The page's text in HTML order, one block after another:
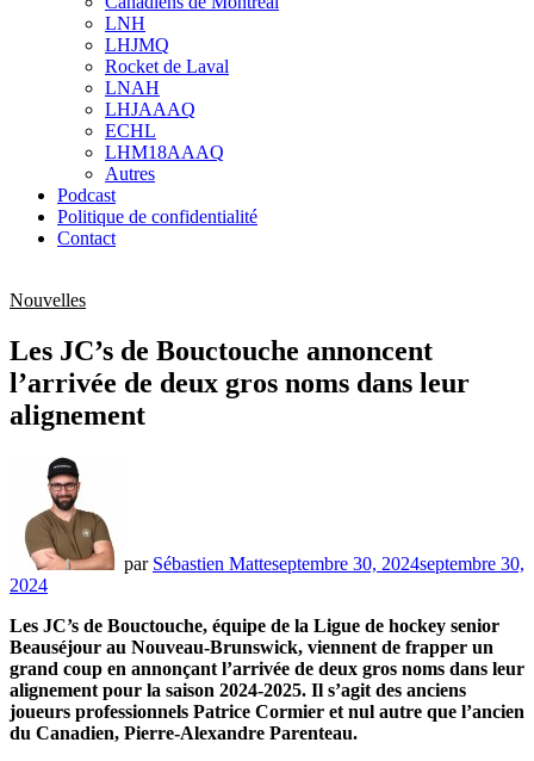
sub
menu
LNH
LHJMQ
Rocket de Laval
LNAH
LHJAAAQ
ECHL
LHM18AAAQ
Autres
Podcast
Politique de confidentialité
Contact
Nouvelles
Les JC’s de Bouctouche annoncent
l’arrivée de deux gros noms dans leur
alignement
par Sébastien Matteseptembre 30, 2024septembre 30,
2024
Les JC’s de Bouctouche, équipe de la Ligue de hockey senior
Beauséjour au Nouveau-Brunswick, viennent de frapper un
grand coup en annonçant l’arrivée de deux gros noms dans leur
alignement pour la saison 2024-2025. Il s’agit des anciens
joueurs professionnels Patrice Cormier et nul autre que l’ancien
du Canadien, Pierre-Alexandre Parenteau.